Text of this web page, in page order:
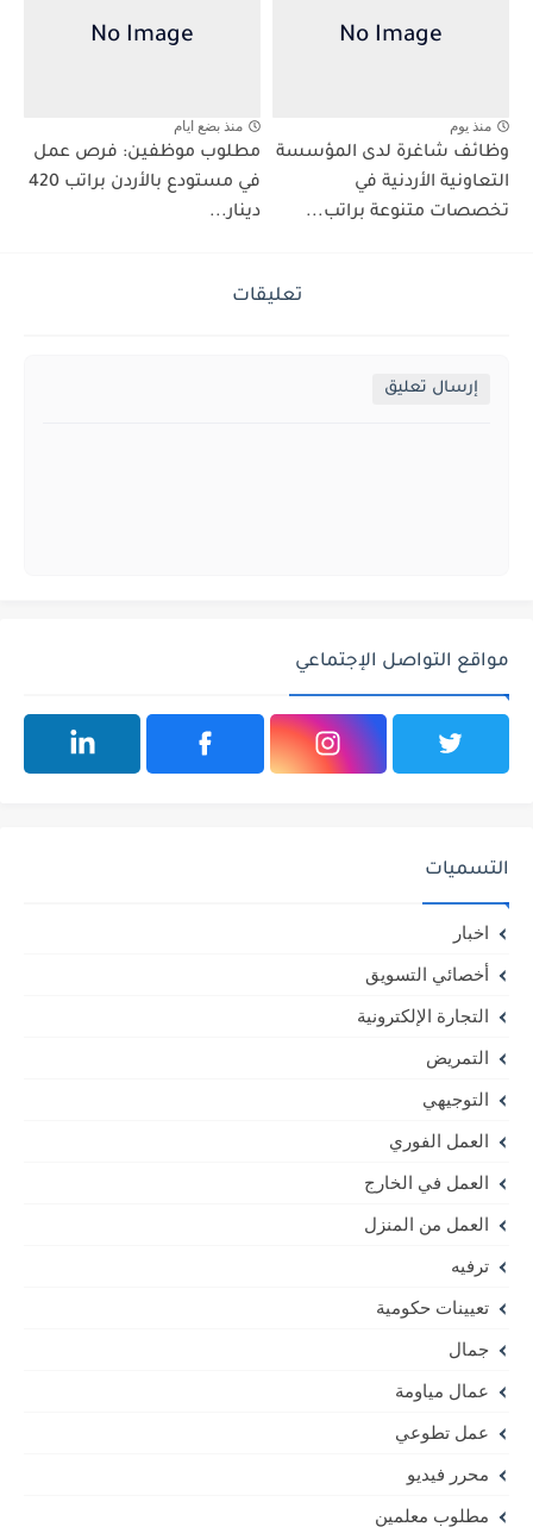
منذ يوم
وظائف شاغرة لدى المؤسسة
التعاونية الأردنية في
تخصصات متنوعة براتب...
منذ بضع ايام
مطلوب موظفين: فرص عمل
في مستودع بالأردن براتب 420
دينار...
تعليقات
إرسال تعليق
مواقع التواصل الإجتماعي
التسميات
اخبار
أخصائي التسويق
التجارة الإلكترونية
التمريض
التوجيهي
العمل الفوري
العمل في الخارج
العمل من المنزل
ترفيه
تعيينات حكومية
جمال
عمال مياومة
عمل تطوعي
محرر فيديو
مطلوب معلمين